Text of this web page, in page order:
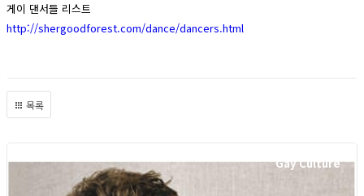
게이 댄서들 리스트
http://shergoodforest.com/dance/dancers.html
목록
Gay Culture